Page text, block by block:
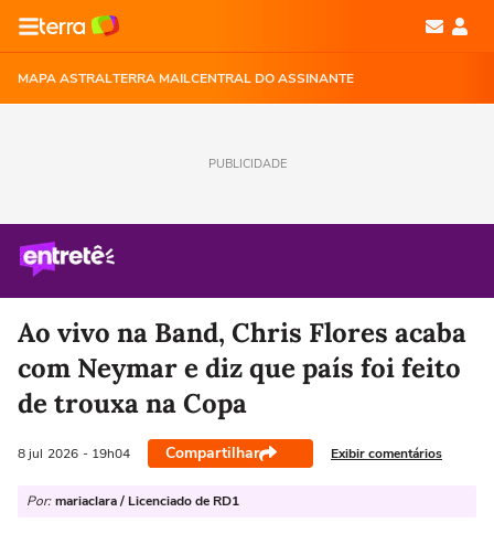
MAPA ASTRALTERRA MAILCENTRAL DO ASSINANTE
PUBLICIDADE
Ao vivo na Band, Chris Flores acaba
com Neymar e diz que país foi feito
de trouxa na Copa
8 jul 2026 - 19h04 Compartilhar Exibir comentários
Por: mariaclara / Licenciado de RD1